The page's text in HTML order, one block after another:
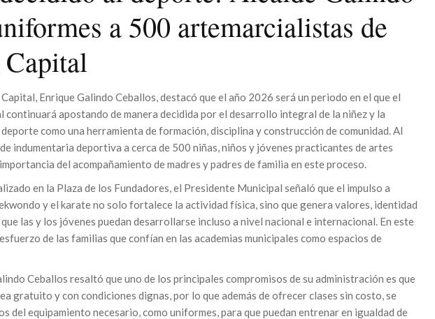
a 500 artemarcialistas de
Capital, Enrique Galindo Ceballos, destacó que el año 2026 será un periodo en el que el
continuará apostando de manera decidida por el desarrollo integral de la niñez y la
como una herramienta de formación, disciplina y construcción de comunidad. Al
indumentaria deportiva a cerca de 500 niñas, niños y jóvenes practicantes de artes
del acompañamiento de madres y padres de familia en este proceso.
en la Plaza de los Fundadores, el Presidente Municipal señaló que el impulso a
y el karate no solo fortalece la actividad física, sino que genera valores, identidad
las y los jóvenes puedan desarrollarse incluso a nivel nacional e internacional. En este
de las familias que confían en las academias municipales como espacios de
Ceballos resaltó que uno de los principales compromisos de su administración es que
gratuito y con condiciones dignas, por lo que además de ofrecer clases sin costo, se
del equipamiento necesario, como uniformes, para que puedan entrenar en igualdad de